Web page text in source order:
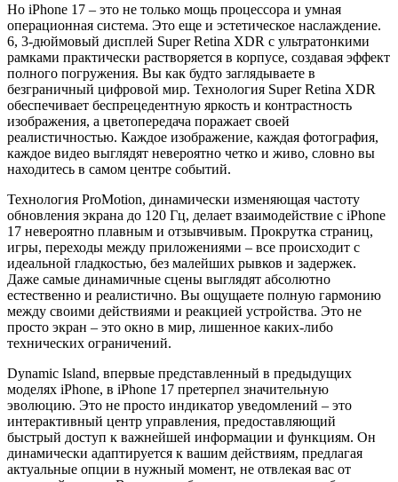
Но iPhone 17 – это не только мощь процессора и умная
операционная система. Это еще и эстетическое наслаждение.
6, 3-дюймовый дисплей Super Retina XDR с ультратонкими
рамками практически растворяется в корпусе, создавая эффект
полного погружения. Вы как будто заглядываете в
безграничный цифровой мир. Технология Super Retina XDR
обеспечивает беспрецедентную яркость и контрастность
изображения, а цветопередача поражает своей
реалистичностью. Каждое изображение, каждая фотография,
каждое видео выглядят невероятно четко и живо, словно вы
находитесь в самом центре событий.
Технология ProMotion, динамически изменяющая частоту
обновления экрана до 120 Гц, делает взаимодействие с iPhone
17 невероятно плавным и отзывчивым. Прокрутка страниц,
игры, переходы между приложениями – все происходит с
идеальной гладкостью, без малейших рывков и задержек.
Даже самые динамичные сцены выглядят абсолютно
естественно и реалистично. Вы ощущаете полную гармонию
между своими действиями и реакцией устройства. Это не
просто экран – это окно в мир, лишенное каких-либо
технических ограничений.
Dynamic Island, впервые представленный в предыдущих
моделях iPhone, в iPhone 17 претерпел значительную
эволюцию. Это не просто индикатор уведомлений – это
интерактивный центр управления, предоставляющий
быстрый доступ к важнейшей информации и функциям. Он
динамически адаптируется к вашим действиям, предлагая
актуальные опции в нужный момент, не отвлекая вас от